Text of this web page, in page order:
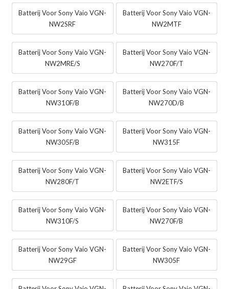
Batterij Voor Sony Vaio VGN-
NW2SRF
Batterij Voor Sony Vaio VGN-
NW2MTF
Batterij Voor Sony Vaio VGN-
NW2MRE/S
Batterij Voor Sony Vaio VGN-
NW270F/T
Batterij Voor Sony Vaio VGN-
NW310F/B
Batterij Voor Sony Vaio VGN-
NW270D/B
Batterij Voor Sony Vaio VGN-
NW305F/B
Batterij Voor Sony Vaio VGN-
NW315F
Batterij Voor Sony Vaio VGN-
NW280F/T
Batterij Voor Sony Vaio VGN-
NW2ETF/S
Batterij Voor Sony Vaio VGN-
NW310F/S
Batterij Voor Sony Vaio VGN-
NW270F/B
Batterij Voor Sony Vaio VGN-
NW29GF
Batterij Voor Sony Vaio VGN-
NW305F